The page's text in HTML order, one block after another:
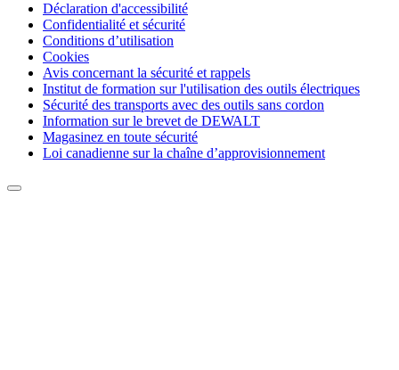
Déclaration d'accessibilité
Confidentialité et sécurité
Conditions d’utilisation
Cookies
Avis concernant la sécurité et rappels
Institut de formation sur l'utilisation des outils électriques
Sécurité des transports avec des outils sans cordon
Information sur le brevet de DEWALT
Magasinez en toute sécurité
Loi canadienne sur la chaîne d’approvisionnement